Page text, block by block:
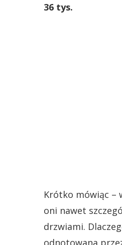
36 tys.
Krótko mówiąc –
oni nawet
drzwiami.
odnotowana